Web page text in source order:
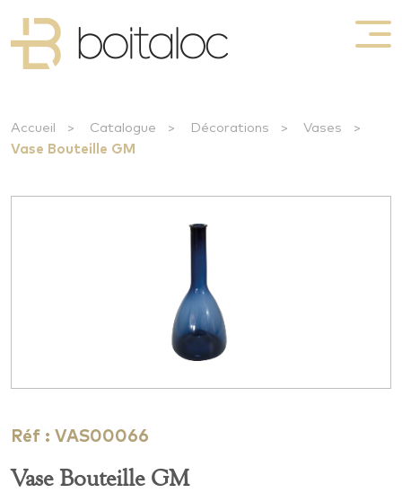
Accueil > Catalogue > Décorations > Vases
>
Vase Bouteille GM
Réf : VAS00066
Vase Bouteille GM